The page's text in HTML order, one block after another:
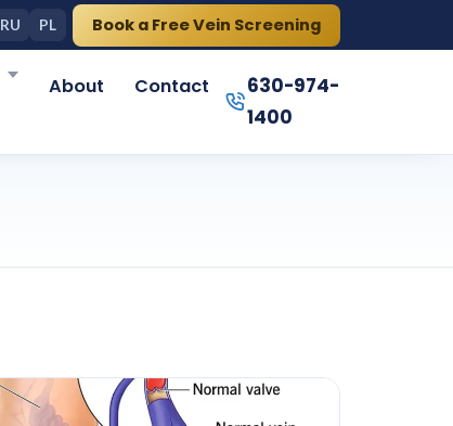
RU PL Book a Free Vein Screening
About Contact
630-974-
1400